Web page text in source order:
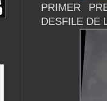
PRIMER
DESFILE DE